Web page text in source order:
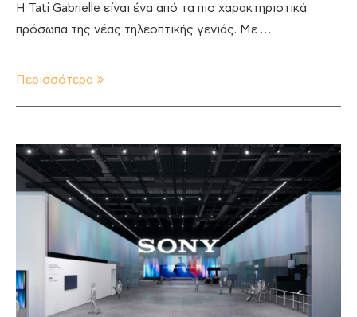
Η Tati Gabrielle είναι ένα από τα πιο χαρακτηριστικά
πρόσωπα της νέας τηλεοπτικής γενιάς. Με …
Περισσότερα